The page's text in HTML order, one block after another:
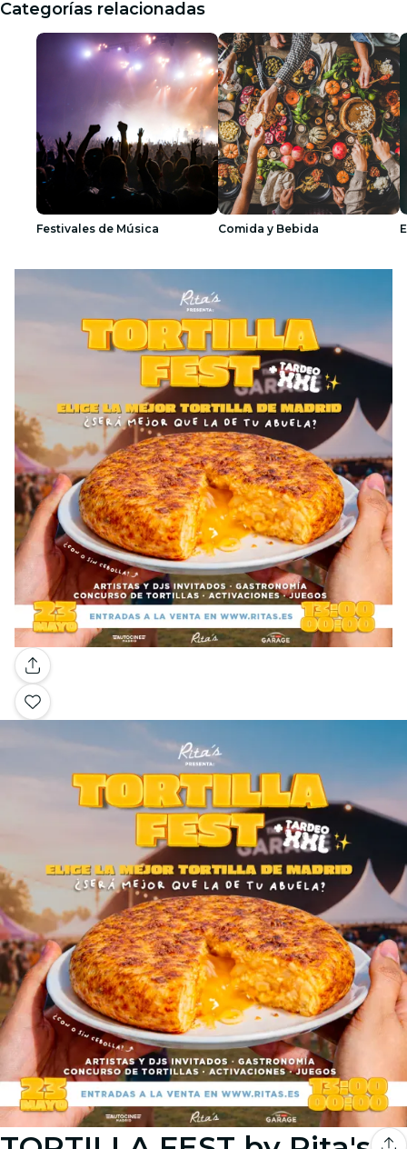
Categorías relacionadas
Festivales de Música Comida y Bebida